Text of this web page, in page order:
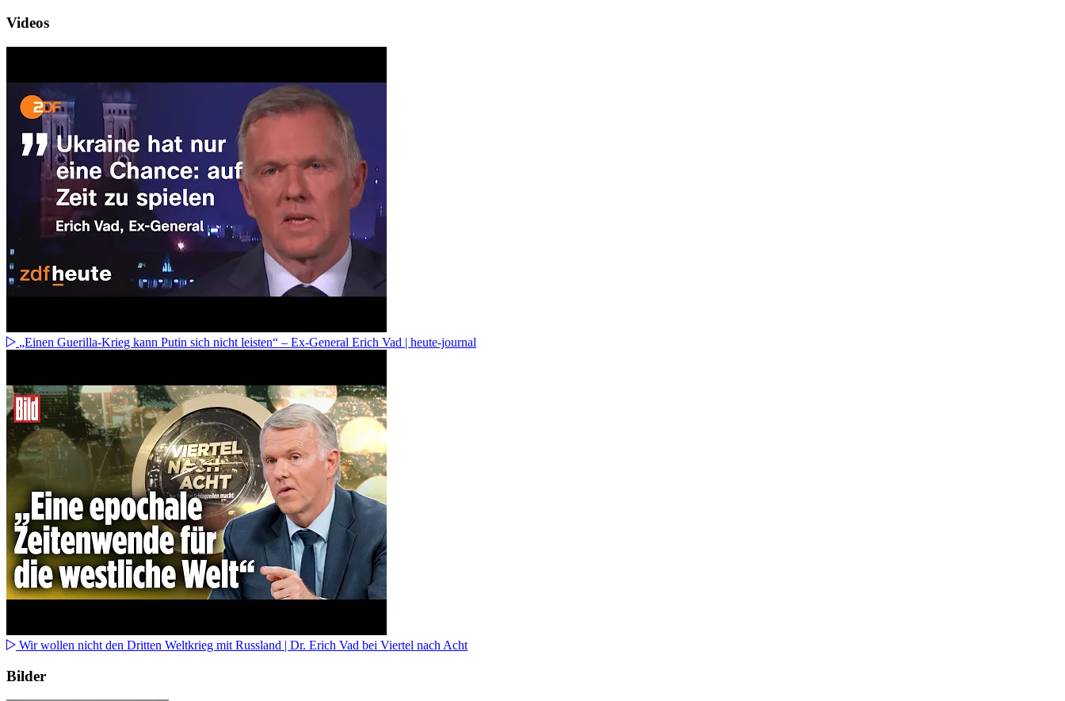
Videos
„Einen Guerilla-Krieg kann Putin sich nicht leisten“ – Ex-General Erich Vad | heute-journal
Wir wollen nicht den Dritten Weltkrieg mit Russland | Dr. Erich Vad bei Viertel nach Acht
Bilder